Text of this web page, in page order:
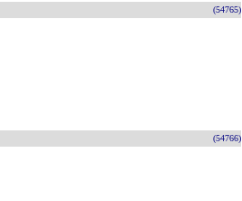
(54765)
(54766)